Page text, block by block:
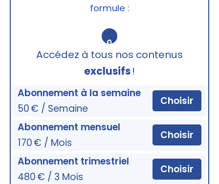
formule :
🔒
Accédez à tous nos contenus
exclusifs!
Abonnement à la semaine
50 € / Semaine
Choisir
Abonnement mensuel
170 € / Mois
Choisir
Abonnement trimestriel
480 € / 3 Mois
Choisir